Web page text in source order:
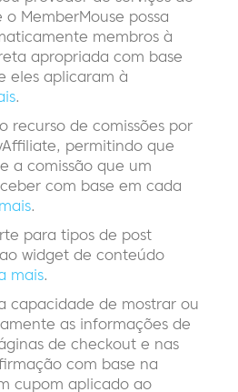
MemberMouse possa
membros à
apropriada com base
eles aplicaram à
.
recurso de comissões por
permitindo que
a comissão que um
com base em cada
.
para tipos de post
widget de conteúdo
mais.
capacidade de mostrar ou
as informações de
de checkout e nas
com base na
cupom aplicado ao